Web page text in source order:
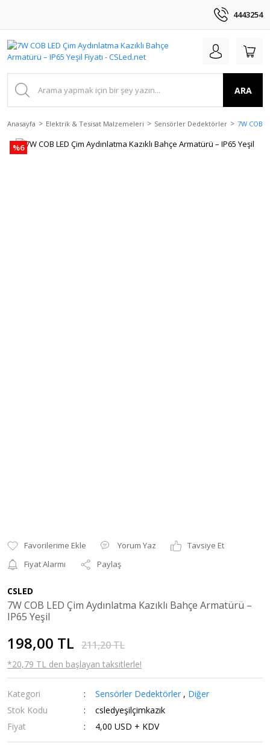
4443254
ARA
Anasayfa Elektrik & Tesisat Malzemeleri Sensörler Dedektörler 7W COB
%6
Yorum Yaz
Tavsiye Et
Fiyat Alarmı
Paylaş
CSLED
7W COB LED Çim Aydınlatma Kazıklı Bahçe Armatürü –
IP65 Yeşil
198,00 TL 211,20 TL
*20,79 TL den başlayan taksitlerle!
Kategori Sensörler Dedektörler , Diğer
Stok Kodu
csledyeşilçimkazık
Fiyat
4,00 USD + KDV